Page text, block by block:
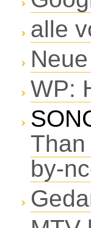
alle
WP:
by-